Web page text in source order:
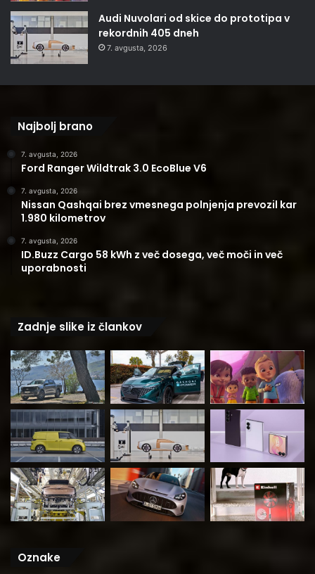
Audi Nuvolari od skice do prototipa v
rekordnih 405 dneh
7. avgusta, 2026
Najbolj brano
7. avgusta, 2026
Ford Ranger Wildtrak 3.0 EcoBlue V6
7. avgusta, 2026
Nissan Qashqai brez vmesnega polnjenja prevozil kar
1.980 kilometrov
7. avgusta, 2026
ID.Buzz Cargo 58 kWh z več dosega, več moči in več
uporabnosti
Zadnje slike iz člankov
Oznake